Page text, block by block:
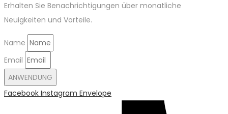
Erhalten Sie Benachrichtigungen über monatliche
Neuigkeiten und Vorteile.
Name
Email
ANWENDUNG
Facebook Instagram Envelope